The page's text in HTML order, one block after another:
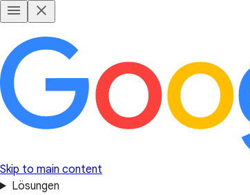
Skip to main content
Lösungen